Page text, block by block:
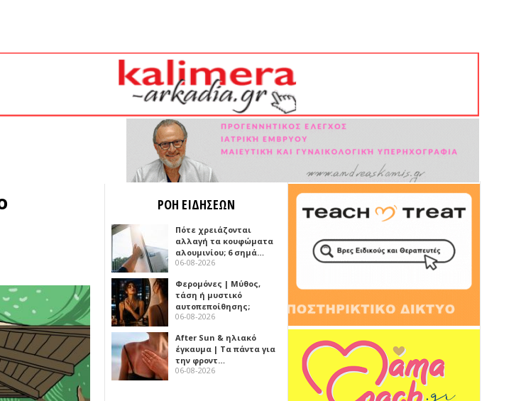
ΡΟΗ ΕΙΔΗΣΕΩΝ
Πότε χρειάζονται
αλλαγή τα κουφώματα
αλουμινίου; 6 σημά…
06-08-2026
Φερομόνες | Μύθος,
τάση ή μυστικό
αυτοπεποίθησης;
06-08-2026
After Sun & ηλιακό
έγκαυμα | Τα πάντα για
την φροντ…
06-08-2026